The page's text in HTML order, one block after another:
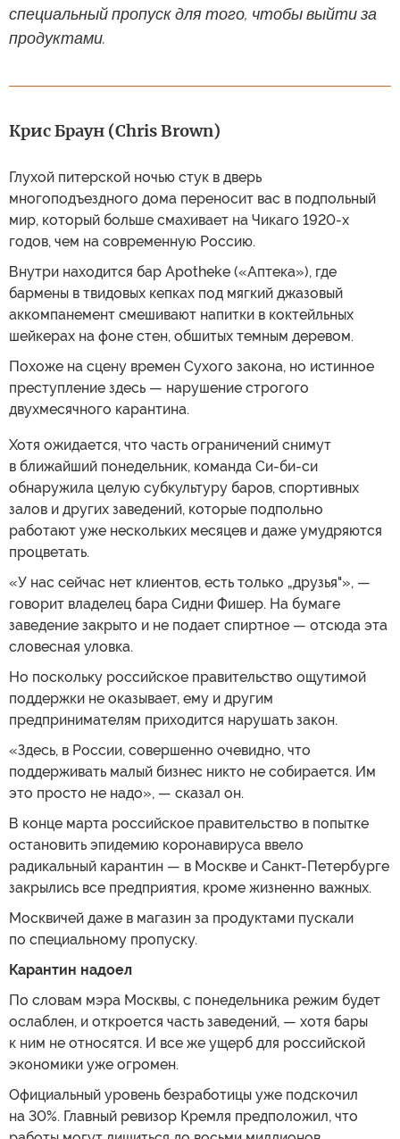
специальный пропуск для того, чтобы выйти за
продуктами.
Крис Браун (Chris Brown)
Глухой питерской ночью стук в дверь
многоподъездного дома переносит вас в подпольный
мир, который больше смахивает на Чикаго 1920-х
годов, чем на современную Россию.
Внутри находится бар Apotheke («Аптека»), где
бармены в твидовых кепках под мягкий джазовый
аккомпанемент смешивают напитки в коктейльных
шейкерах на фоне стен, обшитых темным деревом.
Похоже на сцену времен Сухого закона, но истинное
преступление здесь — нарушение строгого
двухмесячного карантина.
Хотя ожидается, что часть ограничений снимут
в ближайший понедельник, команда Си-би-си
обнаружила целую субкультуру баров, спортивных
залов и других заведений, которые подпольно
работают уже нескольких месяцев и даже умудряются
процветать.
«У нас сейчас нет клиентов, есть только „друзья"», —
говорит владелец бара Сидни Фишер. На бумаге
заведение закрыто и не подает спиртное — отсюда эта
словесная уловка.
Но поскольку российское правительство ощутимой
поддержки не оказывает, ему и другим
предпринимателям приходится нарушать закон.
«Здесь, в России, совершенно очевидно, что
поддерживать малый бизнес никто не собирается. Им
это просто не надо», — сказал он.
В конце марта российское правительство в попытке
остановить эпидемию коронавируса ввело
радикальный карантин — в Москве и Санкт-Петербурге
закрылись все предприятия, кроме жизненно важных.
Москвичей даже в магазин за продуктами пускали
по специальному пропуску.
Карантин надоел
По словам мэра Москвы, с понедельника режим будет
ослаблен, и откроется часть заведений, — хотя бары
к ним не относятся. И все же ущерб для российской
экономики уже огромен.
Официальный уровень безработицы уже подскочил
на 30%. Главный ревизор Кремля предположил, что